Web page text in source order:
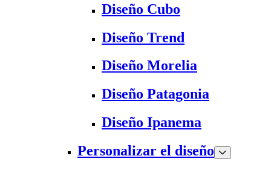
Diseño Cubo
Diseño Trend
Diseño Morelia
Diseño Patagonia
Diseño Ipanema
Personalizar el diseño